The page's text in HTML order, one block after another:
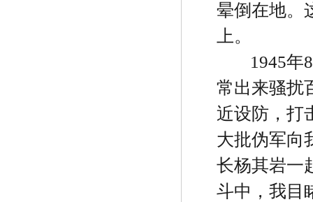
晕倒在地。
上。
1945年8
常出来骚扰
近设防，打
大批伪军向
长杨其岩一
斗中，我目